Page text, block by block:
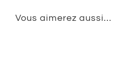
Vous aimerez aussi…